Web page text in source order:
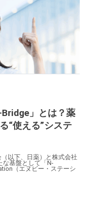
」とは？薬
“使える”システ
以下、日薬）と株式会社
な基盤として「N-
（エヌビー・ステーシ